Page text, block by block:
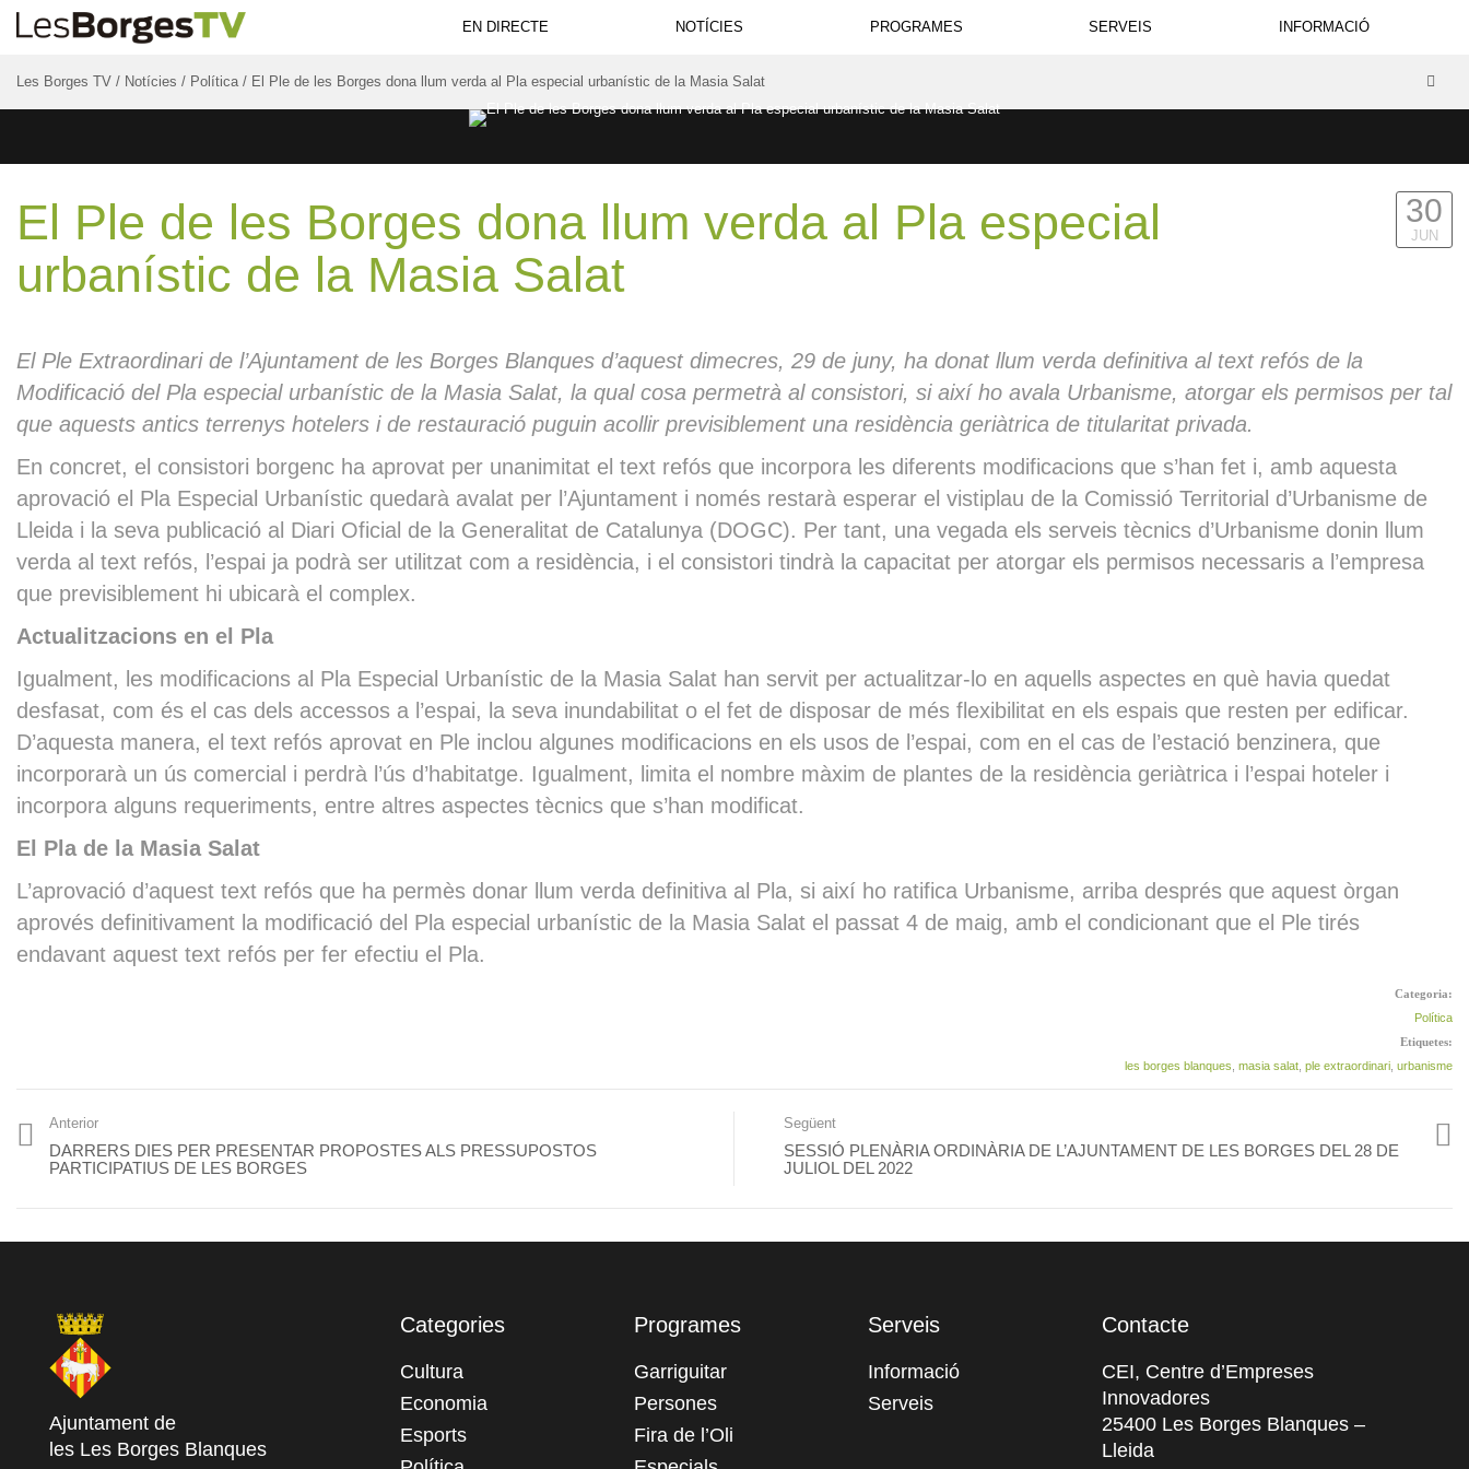
EN DIRECTE NOTÍCIES PROGRAMES SERVEIS INFORMACIÓ
Les Borges TV / Notícies / Política/ El Ple de les Borges dona llum verda al Pla especial urbanístic de la Masia Salat
El Ple de les Borges dona llum verda al Pla especial
urbanístic de la Masia Salat
30
JUN
El Ple Extraordinari de l’Ajuntament de les Borges Blanques d’aquest dimecres, 29 de juny, ha donat llum verda definitiva al text refós de la
Modificació del Pla especial urbanístic de la Masia Salat, la qual cosa permetrà al consistori, si així ho avala Urbanisme, atorgar els permisos per tal
que aquests antics terrenys hotelers i de restauració puguin acollir previsiblement una residència geriàtrica de titularitat privada.
En concret, el consistori borgenc ha aprovat per unanimitat el text refós que incorpora les diferents modificacions que s’han fet i, amb aquesta
aprovació el Pla Especial Urbanístic quedarà avalat per l’Ajuntament i només restarà esperar el vistiplau de la Comissió Territorial d’Urbanisme de
Lleida i la seva publicació al Diari Oficial de la Generalitat de Catalunya (DOGC). Per tant, una vegada els serveis tècnics d’Urbanisme donin llum
verda al text refós, l’espai ja podrà ser utilitzat com a residència, i el consistori tindrà la capacitat per atorgar els permisos necessaris a l’empresa
que previsiblement hi ubicarà el complex.
Actualitzacions en el Pla
Igualment, les modificacions al Pla Especial Urbanístic de la Masia Salat han servit per actualitzar-lo en aquells aspectes en què havia quedat
desfasat, com és el cas dels accessos a l’espai, la seva inundabilitat o el fet de disposar de més flexibilitat en els espais que resten per edificar.
D’aquesta manera, el text refós aprovat en Ple inclou algunes modificacions en els usos de l’espai, com en el cas de l’estació benzinera, que
incorporarà un ús comercial i perdrà l’ús d’habitatge. Igualment, limita el nombre màxim de plantes de la residència geriàtrica i l’espai hoteler i
incorpora alguns requeriments, entre altres aspectes tècnics que s’han modificat.
El Pla de la Masia Salat
L’aprovació d’aquest text refós que ha permès donar llum verda definitiva al Pla, si així ho ratifica Urbanisme, arriba després que aquest òrgan
aprovés definitivament la modificació del Pla especial urbanístic de la Masia Salat el passat 4 de maig, amb el condicionant que el Ple tirés
endavant aquest text refós per fer efectiu el Pla.
Categoria:
Política
Etiquetes:
les borges blanques masia salat ple extraordinari urbanisme
Anterior
DARRERS DIES PER PRESENTAR PROPOSTES ALS PRESSUPOSTOS
PARTICIPATIUS DE LES BORGES
Següent
SESSIÓ PLENÀRIA ORDINÀRIA DE L’AJUNTAMENT DE LES BORGES DEL 28 DE
JULIOL DEL 2022
Ajuntament de
les Les Borges Blanques
Categories
Cultura
Economia
Esports
Programes
Garriguitar
Persones
Fira de l’Oli
Serveis
Informació
Serveis
Contacte
CEI, Centre d’Empreses
Innovadores
25400 Les Borges Blanques –
Lleida